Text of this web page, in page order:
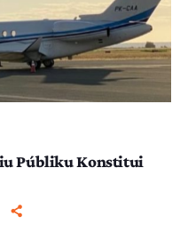
Públiku Konstitui